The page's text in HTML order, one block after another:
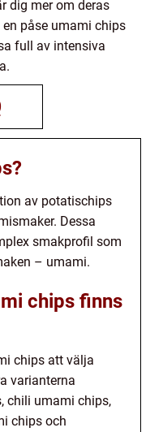
dig mer om deras
påse umami chips
full av intensiva
av potatischips
Dessa
smakprofil som
– umami.
chips finns
chips att välja
varianterna
chili umami chips,
chips och